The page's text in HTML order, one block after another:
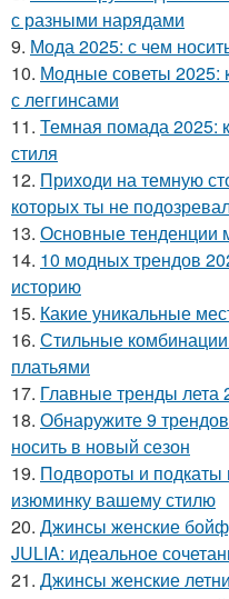
с разными нарядами
9. Мода 2025: с чем
10. Модные советы 2025:
с леггинсами
11. Темная помада 2025:
стиля
12. Приходи на темную
которых ты не
13. Основные тенденции
14. 10 модных трендов
историю
15. Какие уникальные
16. Стильные
платьями
17. Главные тренды лета
18. Обнаружите 9
носить в новый сезон
19. Подвороты и подкаты
изюминку вашему стилю
20. Джинсы женские
JULIA: идеальное
21. Джинсы женские